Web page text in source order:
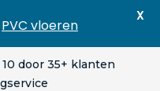
10 door 35+ klanten
PVC vloeren
X